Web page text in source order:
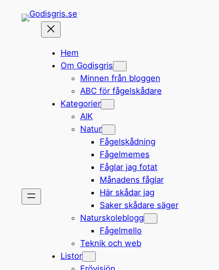
Hem
Om Godisgris
Minnen från bloggen
ABC för fågelskådare
Kategorier
AIK
Natur
Fågelskådning
Fågelmemes
Fåglar jag fotat
Månadens fåglar
Här skådar jag
Saker skådare säger
Naturskoleblogg
Fågelmello
Teknik och web
Listor